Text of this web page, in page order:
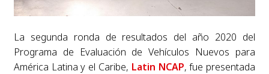
La segunda ronda de resultados del año 2020 del
Programa de Evaluación de Vehículos Nuevos para
América Latina y el Caribe, Latin NCAP, fue presentada